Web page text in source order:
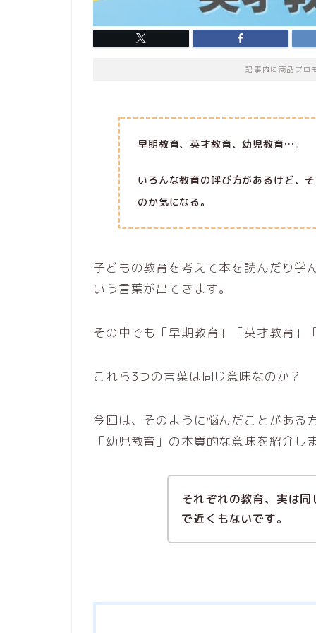
記事内に商品プロ
早期教育、英才教育、幼児教育…。
いろんな教育の呼び方があるけど、
のか気になる。
子どもの教育を考えて本を読んだり学
いう言葉が出てきます。
その中でも「早期教育」「英才教育」
これら3つの言葉は同じ意味なのか？
今回は、そのように悩んだことがある
「幼児教育」の本質的な意味を紹介し
それぞれの教育、実は
で近くもないです。